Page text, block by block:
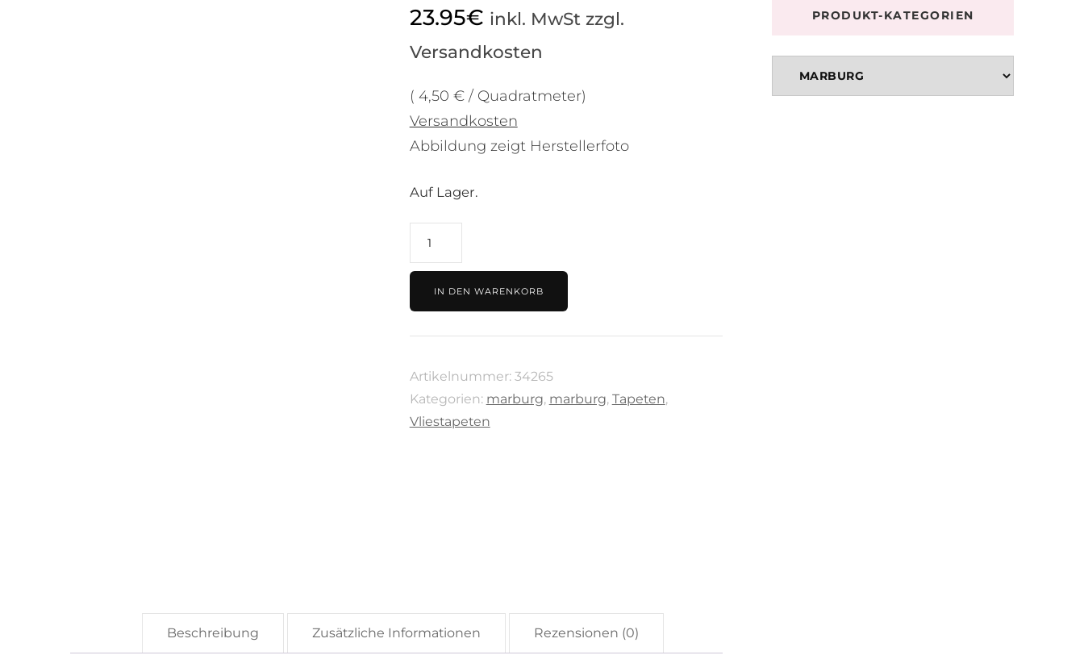
23.95€ inkl. MwSt zzgl.
Versandkosten
( 4,50 € / Quadratmeter)
Versandkosten
Abbildung zeigt Herstellerfoto
Auf Lager.
Tapete
creme
silber,
Kollektion
City
von
Marburg,
IN DEN WARENKORB
Artikelnummer: 34265
Kategorien: marburg, marburg, Tapeten,
Vliestapeten
Beschreibung Zusätzliche Informationen Rezensionen (0)
PRODUKT-KATEGORIEN